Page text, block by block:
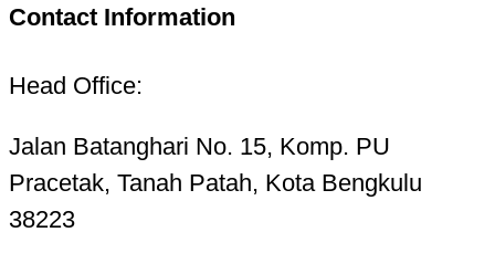
Contact Information
Head Office:
Jalan Batanghari No. 15, Komp. PU
Pracetak, Tanah Patah, Kota Bengkulu
38223